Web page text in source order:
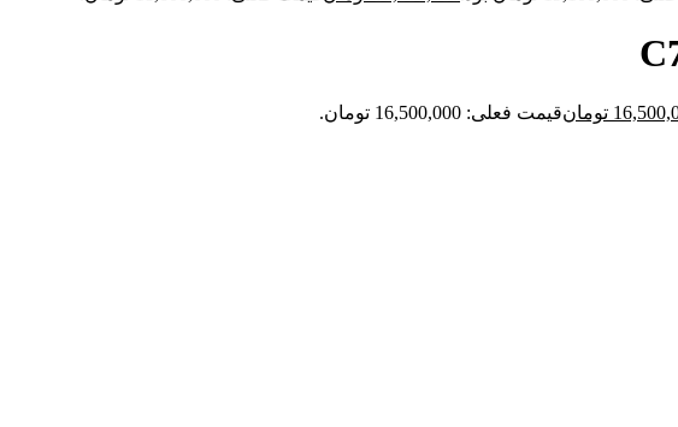
تومانقیمت فعلی: 16,500,000 تومان.